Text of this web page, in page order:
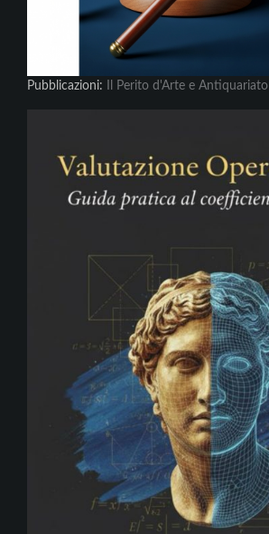
Pubblicazioni: Il Perito d'Arte e Antiquariato